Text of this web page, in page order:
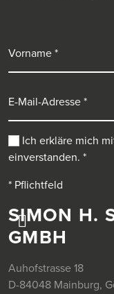
SIMON H.
GMBH
Auhofstrasse 18
D-84048 Mainburg,
Ich erkläre mich
einverstanden. *
* Pflichtfeld